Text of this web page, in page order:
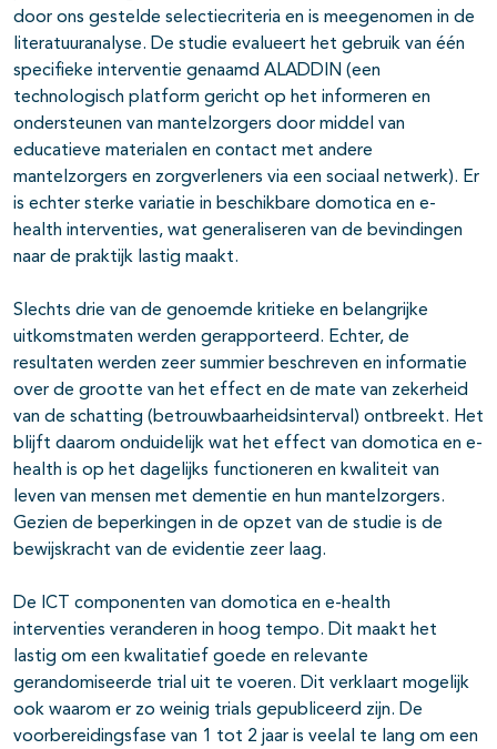
door ons gestelde selectiecriteria en is meegenomen in de
literatuuranalyse. De studie evalueert het gebruik van één
specifieke interventie genaamd ALADDIN (een
technologisch platform gericht op het informeren en
ondersteunen van mantelzorgers door middel van
educatieve materialen en contact met andere
mantelzorgers en zorgverleners via een sociaal netwerk). Er
is echter sterke variatie in beschikbare domotica en e-
health interventies, wat generaliseren van de bevindingen
naar de praktijk lastig maakt.
Slechts drie van de genoemde kritieke en belangrijke
uitkomstmaten werden gerapporteerd. Echter, de
resultaten werden zeer summier beschreven en informatie
over de grootte van het effect en de mate van zekerheid
van de schatting (betrouwbaarheidsinterval) ontbreekt. Het
blijft daarom onduidelijk wat het effect van domotica en e-
health is op het dagelijks functioneren en kwaliteit van
leven van mensen met dementie en hun mantelzorgers.
Gezien de beperkingen in de opzet van de studie is de
bewijskracht van de evidentie zeer laag.
De ICT componenten van domotica en e-health
interventies veranderen in hoog tempo. Dit maakt het
lastig om een kwalitatief goede en relevante
gerandomiseerde trial uit te voeren. Dit verklaart mogelijk
ook waarom er zo weinig trials gepubliceerd zijn. De
voorbereidingsfase van 1 tot 2 jaar is veelal te lang om een